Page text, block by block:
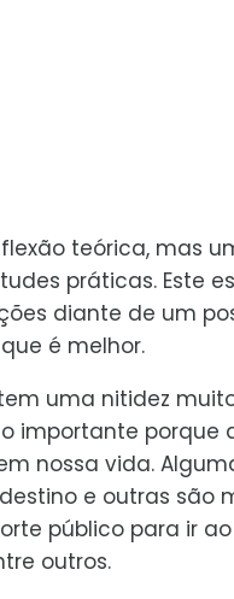
teórica, mas
práticas. Este
diante de um
é melhor.
uma nitidez
importante porque
nossa vida.
e outras são
público para ir ao
outros.